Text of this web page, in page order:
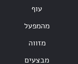
עוף
מהמפעל
מזווה
מבצעים